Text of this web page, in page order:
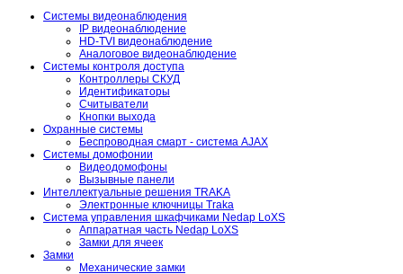
Системы видеонаблюдения
IP видеонаблюдение
HD-TVI видеонаблюдение
Аналоговое видеонаблюдение
Системы контроля доступа
Контроллеры СКУД
Идентификаторы
Считыватели
Кнопки выхода
Охранные системы
Беспроводная смарт - система AJAX
Системы домофонии
Видеодомофоны
Вызывные панели
Интеллектуальные решения TRAKA
Электронные ключницы Traka
Система управления шкафчиками Nedap LoXS
Аппаратная часть Nedap LoXS
Замки для ячеек
Замки
Механические замки